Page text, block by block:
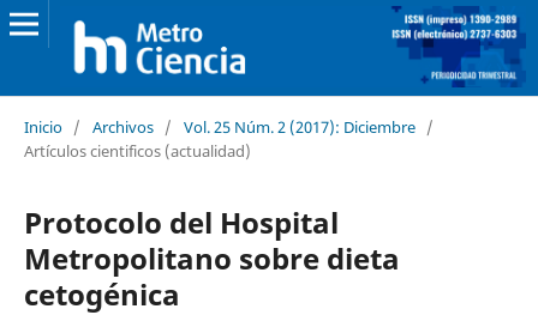
Inicio / Archivos / Vol. 25 Núm. 2 (2017): Diciembre /
Artículos cientificos (actualidad)
Protocolo del Hospital
Metropolitano sobre dieta
cetogénica